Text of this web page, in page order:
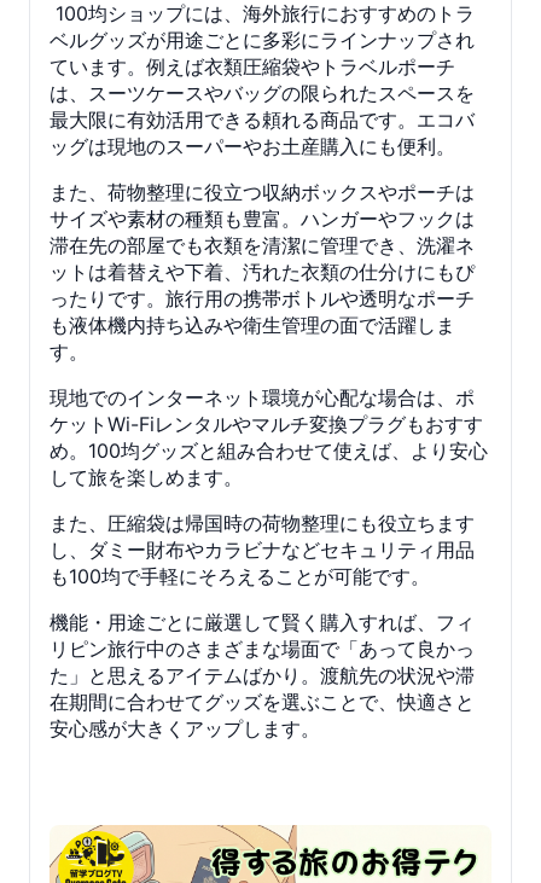
100均ショップには、海外旅行におすすめのトラ
ベルグッズが用途ごとに多彩にラインナップされ
ています。例えば衣類圧縮袋やトラベルポーチ
は、スーツケースやバッグの限られたスペースを
最大限に有効活用できる頼れる商品です。エコバ
ッグは現地のスーパーやお土産購入にも便利。
また、荷物整理に役立つ収納ボックスやポーチは
サイズや素材の種類も豊富。ハンガーやフックは
滞在先の部屋でも衣類を清潔に管理でき、洗濯ネ
ットは着替えや下着、汚れた衣類の仕分けにもぴ
ったりです。旅行用の携帯ボトルや透明なポーチ
も液体機内持ち込みや衛生管理の面で活躍しま
す。
現地でのインターネット環境が心配な場合は、ポ
ケットWi-Fiレンタルやマルチ変換プラグもおすす
め。100均グッズと組み合わせて使えば、より安心
して旅を楽しめます。
また、圧縮袋は帰国時の荷物整理にも役立ちます
し、ダミー財布やカラビナなどセキュリティ用品
も100均で手軽にそろえることが可能です。
機能・用途ごとに厳選して賢く購入すれば、フィ
リピン旅行中のさまざまな場面で「あって良かっ
た」と思えるアイテムばかり。渡航先の状況や滞
在期間に合わせてグッズを選ぶことで、快適さと
安心感が大きくアップします。